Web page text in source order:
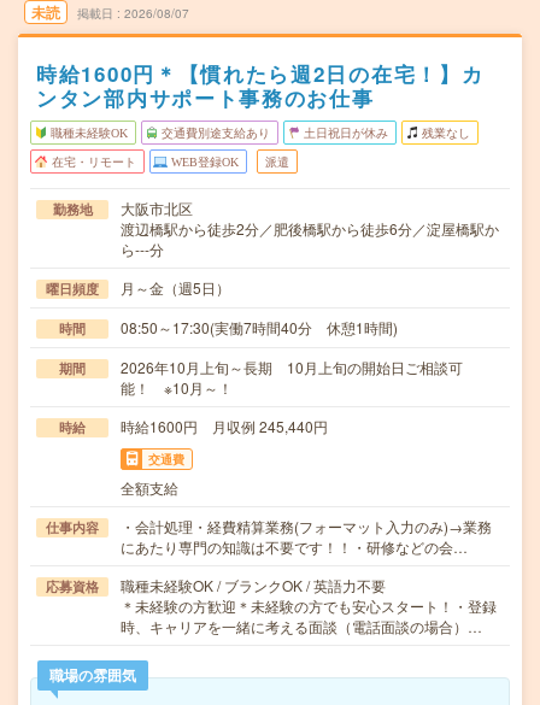
未読 掲載日 2026/08/07
時給1600円＊【慣れたら週2日の在宅！】カ
ンタン部内サポート事務のお仕事
職種未経験OK 交通費別途支給あり 土日祝日が休み 残業なし
在宅・リモート WEB登録OK 派遣
勤務地
大阪市北区
渡辺橋駅から徒歩2分／肥後橋駅から徒歩6分／淀屋橋駅か
ら---分
曜日頻度 月～金（週5日）
時間 08:50～17:30(実働7時間40分 休憩1時間)
期間
2026年10月上旬～長期 10月上旬の開始日ご相談可
能！ ※10月～！
時給 時給1600円 月収例 245,440円
交通費
全額支給
仕事内容
・会計処理・経費精算業務(フォーマット入力のみ)→業務
にあたり専門の知識は不要です！！・研修などの会…
応募資格
職種未経験OK / ブランクOK / 英語力不要
＊未経験の方歓迎＊未経験の方でも安心スタート！・登録
時、キャリアを一緒に考える面談（電話面談の場合）…
職場の雰囲気